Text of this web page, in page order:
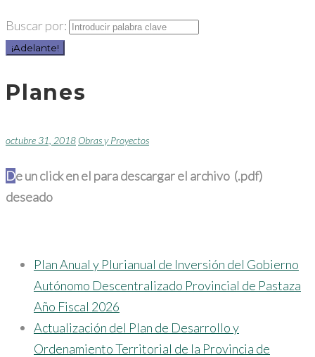
Buscar por:
¡Adelante!
Planes
octubre 31, 2018 Obras y Proyectos
De un click en el para descargar el archivo (.pdf)
deseado
Plan Anual y Plurianual de Inversión del Gobierno
Autónomo Descentralizado Provincial de Pastaza
Año Fiscal 2026
Actualización del Plan de Desarrollo y
Ordenamiento Territorial de la Provincia de